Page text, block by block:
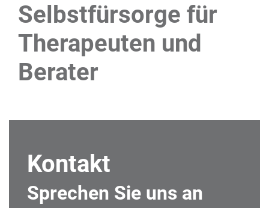
Selbstfürsorge für
Therapeuten und
Berater
Kontakt
Sprechen Sie uns an